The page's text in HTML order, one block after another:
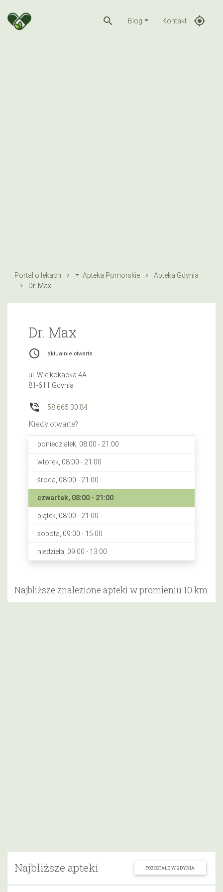
search Blog Kontakt gps_fixed
Portal o lekach Apteka Pomorskie
Apteka Gdynia
Dr. Max
Najbliższe apteki POZOSTAŁE W GDYNIA
Dr. Max
access_time aktualnie otwarta
ul. Wielkokacka 4A
81-611 Gdynia
phone_in_talk 58 665 30 84
Kiedy otwarte?
poniedziałek, 08:00 - 21:00
wtorek, 08:00 - 21:00
środa, 08:00 - 21:00
czwartek, 08:00 - 21:00
piątek, 08:00 - 21:00
sobota, 09:00 - 15:00
niedziela, 09:00 - 13:00
Najbliższe znalezione apteki w promieniu 10 km